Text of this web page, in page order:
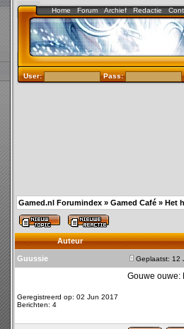
Home Forum Archief Redactie
User: Pass:
Gamed.nl Forumindex » Gamed Café » Het
Auteur
Guussie Geplaatst: 12
Geregistreerd op: 02 Jun 2017
Berichten: 4
Gouwe ouwe: